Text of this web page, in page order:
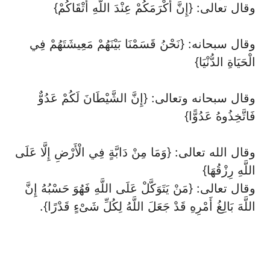
وقال تعالى: {إِنَّ أَكْرَمَكُمْ عِنْدَ اللَّهِ أَتْقَاكُمْ}
وقال سبحانه: {نَحْنُ قَسَمْنَا بَيْنَهُمْ مَعِيشَتَهُمْ فِي
الْحَيَاةِ الدُّنْيَا}
وقال سبحانه وتعالى: {إِنَّ الشَّيْطَانَ لَكُمْ عَدُوٌّ
فَاتَّخِذُوهُ عَدُوًّا}
وقال الله تعالى: {وَمَا مِنْ دَابَّةٍ فِي الْأَرْضِ إِلَّا عَلَى
اللَّهِ رِزْقُهَا}
وقال تعالى: {مَنْ يَتَوَكَّلْ عَلَى اللَّهِ فَهُوَ حَسْبُهُ إِنَّ
اللَّهَ بَالِغُ أَمْرِهِ قَدْ جَعَلَ اللَّهُ لِكُلِّ شَىْءٍ قَدْرًا}.